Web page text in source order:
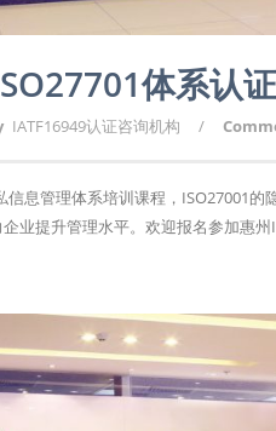
体系认
IATF16949认证咨询机构 /
信息管理体系培训课程，ISO27001
业提升管理水平。欢迎报名参加惠